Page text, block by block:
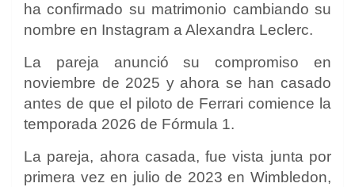
ha confirmado su matrimonio cambiando su
nombre en Instagram a Alexandra Leclerc.
La pareja anunció su compromiso en
noviembre de 2025 y ahora se han casado
antes de que el piloto de Ferrari comience la
temporada 2026 de Fórmula 1.
La pareja, ahora casada, fue vista junta por
primera vez en julio de 2023 en Wimbledon,